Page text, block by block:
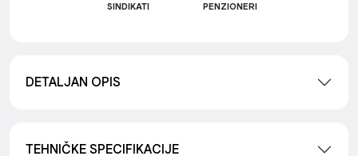
SINDIKATI PENZIONERI
DETALJAN OPIS
TEHNIČKE SPECIFIKACIJE